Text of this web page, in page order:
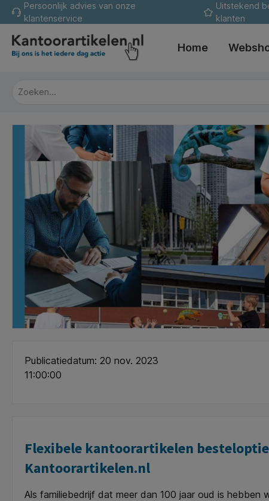
Ga naar de hoofdnavigatie
Persoonlijk advies van onze
klantenservice
Uitstekend
klanten
Home
Publicatiedatum: 20 nov. 2023
11:00:00
Flexibele kantoorartikelen
Kantoorartikelen.nl
Als familiebedrijf dat meer dan 100 jaar oud is